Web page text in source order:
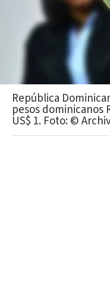
República
pesos dominicanos
US$ 1. Foto: ©️